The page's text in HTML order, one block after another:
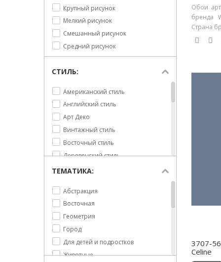
Восточный орнамент
Город
Горох
Греция
Деревья
Для мальчиков
Кошки и собаки
Кружево
Леопард
Лес
Листья
Лошади
Люди
Крупный рисунок
Мелкий рисунок
Смешанный рисунок
Средний рисунок
СТИЛЬ:
Американский стиль
Английский стиль
Арт Деко
Винтажный стиль
Восточный стиль
Деревенский стиль
Жуи
Классический
Модерн
Морской стиль
Неоклассика
Пейсли
Прованс
ТЕМАТИКА:
Абстракция
Восточная
Геометрия
Город
Для детей и подростков
Животные
Обои
бренда
Страна
3707-
Celine